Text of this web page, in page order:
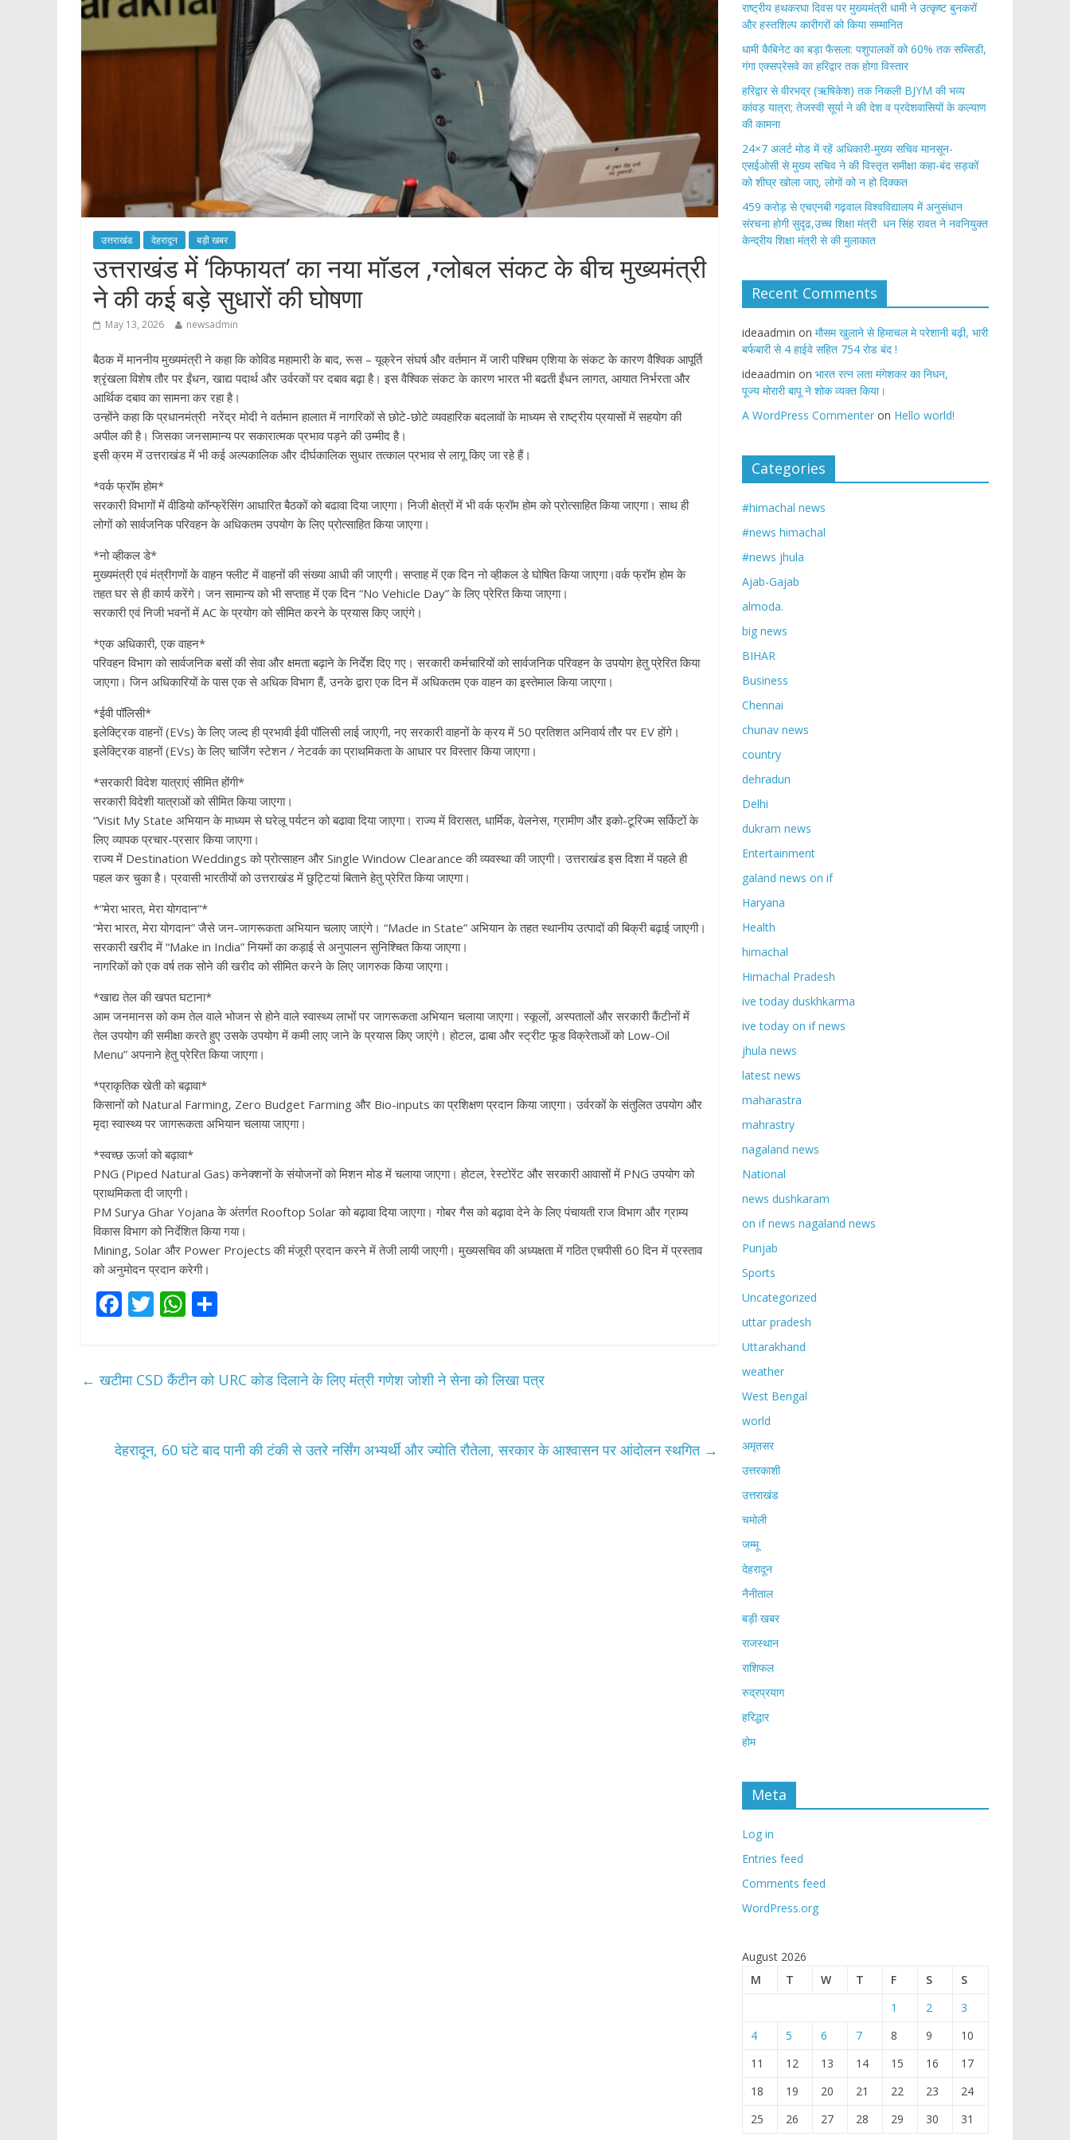
उत्तराखंड देहरादून बड़ी खबर
उत्तराखंड में ‘किफायत’ का नया मॉडल ,ग्लोबल संकट के बीच मुख्यमंत्री
ने की कई बड़े सुधारों की घोषणा
May 13, 2026 newsadmin
बैठक में माननीय मुख्यमंत्री ने कहा कि कोविड महामारी के बाद, रूस – यूक्रेन संघर्ष और वर्तमान में जारी पश्चिम एशिया के संकट के कारण वैश्विक आपूर्ति
श्रृंखला विशेष तौर पर ईंधन, खाद्य पदार्थ और उर्वरकों पर दबाव बढ़ा है। इस वैश्विक संकट के कारण भारत भी बढती ईंधन लागत, आयात निर्भरता और
आर्थिक दबाव का सामना कर रहा है।
उन्होंने कहा कि प्रधानमंत्री नरेंद्र मोदी ने वर्तमान हालात में नागरिकों से छोटे-छोटे व्यवहारिक बदलावों के माध्यम से राष्ट्रीय प्रयासों में सहयोग की
अपील की है। जिसका जनसामान्य पर सकारात्मक प्रभाव पड़ने की उम्मीद है।
इसी क्रम में उत्तराखंड में भी कई अल्पकालिक और दीर्घकालिक सुधार तत्काल प्रभाव से लागू किए जा रहे हैं।
*वर्क फ्रॉम होम*
सरकारी विभागों में वीडियो कॉन्फ्रेंसिंग आधारित बैठकों को बढावा दिया जाएगा। निजी क्षेत्रों में भी वर्क फ्रॉम होम को प्रोत्साहित किया जाएगा। साथ ही
लोगों को सार्वजनिक परिवहन के अधिकतम उपयोग के लिए प्रोत्साहित किया जाएगा।
*नो व्हीकल डे*
मुख्यमंत्री एवं मंत्रीगणों के वाहन फ्लीट में वाहनों की संख्या आधी की जाएगी। सप्ताह में एक दिन नो व्हीकल डे घोषित किया जाएगा।वर्क फ्रॉम होम के
तहत घर से ही कार्य करेंगे। जन सामान्य को भी सप्ताह में एक दिन “No Vehicle Day” के लिए प्रेरित किया जाएगा।
सरकारी एवं निजी भवनों में AC के प्रयोग को सीमित करने के प्रयास किए जाएंगे।
*एक अधिकारी, एक वाहन*
परिवहन विभाग को सार्वजनिक बसों की सेवा और क्षमता बढ़ाने के निर्देश दिए गए। सरकारी कर्मचारियों को सार्वजनिक परिवहन के उपयोग हेतु प्रेरित किया
जाएगा। जिन अधिकारियों के पास एक से अधिक विभाग हैं, उनके द्वारा एक दिन में अधिकतम एक वाहन का इस्तेमाल किया जाएगा।
*ईवी पॉलिसी*
इलेक्ट्रिक वाहनों (EVs) के लिए जल्द ही प्रभावी ईवी पॉलिसी लाई जाएगी, नए सरकारी वाहनों के क्रय में 50 प्रतिशत अनिवार्य तौर पर EV होंगे।
इलेक्ट्रिक वाहनों (EVs) के लिए चार्जिंग स्टेशन / नेटवर्क का प्राथमिकता के आधार पर विस्तार किया जाएगा।
*सरकारी विदेश यात्राएं सीमित होंगी*
सरकारी विदेशी यात्राओं को सीमित किया जाएगा।
“Visit My State अभियान के माध्यम से घरेलू पर्यटन को बढावा दिया जाएगा। राज्य में विरासत, धार्मिक, वेलनेस, ग्रामीण और इको-टूरिज्म सर्किटों के
लिए व्यापक प्रचार-प्रसार किया जाएगा।
राज्य में Destination Weddings को प्रोत्साहन और Single Window Clearance की व्यवस्था की जाएगी। उत्तराखंड इस दिशा में पहले ही
पहल कर चुका है। प्रवासी भारतीयों को उत्तराखंड में छुट्टियां बिताने हेतु प्रेरित किया जाएगा।
*”मेरा भारत, मेरा योगदान”*
“मेरा भारत, मेरा योगदान” जैसे जन-जागरूकता अभियान चलाए जाएंगे। “Made in State” अभियान के तहत स्थानीय उत्पादों की बिक्री बढ़ाई जाएगी।
सरकारी खरीद में “Make in India” नियमों का कड़ाई से अनुपालन सुनिश्चित किया जाएगा।
नागरिकों को एक वर्ष तक सोने की खरीद को सीमित करने के लिए जागरुक किया जाएगा।
*खाद्य तेल की खपत घटाना*
आम जनमानस को कम तेल वाले भोजन से होने वाले स्वास्थ्य लाभों पर जागरूकता अभियान चलाया जाएगा। स्कूलों, अस्पतालों और सरकारी कैंटीनों में
तेल उपयोग की समीक्षा करते हुए उसके उपयोग में कमी लाए जाने के प्रयास किए जाएंगे। होटल, ढाबा और स्ट्रीट फूड विक्रेताओं को Low-Oil
Menu” अपनाने हेतु प्रेरित किया जाएगा।
*प्राकृतिक खेती को बढ़ावा*
किसानों को Natural Farming, Zero Budget Farming और Bio-inputs का प्रशिक्षण प्रदान किया जाएगा। उर्वरकों के संतुलित उपयोग और
मृदा स्वास्थ्य पर जागरूकता अभियान चलाया जाएगा।
*स्वच्छ ऊर्जा को बढ़ावा*
PNG (Piped Natural Gas) कनेक्शनों के संयोजनों को मिशन मोड में चलाया जाएगा। होटल, रेस्टोरेंट और सरकारी आवासों में PNG उपयोग को
प्राथमिकता दी जाएगी।
PM Surya Ghar Yojana के अंतर्गत Rooftop Solar को बढ़ावा दिया जाएगा। गोबर गैस को बढ़ावा देने के लिए पंचायती राज विभाग और ग्राम्य
विकास विभाग को निर्देशित किया गया।
Mining, Solar और Power Projects की मंजूरी प्रदान करने में तेजी लायी जाएगी। मुख्यसचिव की अध्यक्षता में गठित एचपीसी 60 दिन में प्रस्ताव
को अनुमोदन प्रदान करेगी।
F
b
k
T
er
W
s
p
e
← खटीमा CSD कैंटीन को URC कोड दिलाने के लिए मंत्री गणेश जोशी ने सेना को लिखा पत्र
देहरादून, 60 घंटे बाद पानी की टंकी से उतरे नर्सिंग अभ्यर्थी और ज्योति रौतेला, सरकार के आश्वासन पर आंदोलन स्थगित →
राष्ट्रीय हथकरघा दिवस पर मुख्यमंत्री धामी ने उत्कृष्ट बुनकरों
और हस्तशिल्प कारीगरों को किया सम्मानित
​धामी कैबिनेट का बड़ा फैसला: पशुपालकों को 60% तक सब्सिडी,
गंगा एक्सप्रेसवे का हरिद्वार तक होगा विस्तार
​हरिद्वार से वीरभद्र (ऋषिकेश) तक निकली BJYM की भव्य
कांवड़ यात्रा; तेजस्वी सूर्या ने की देश व प्रदेशवासियों के कल्याण
की कामना
24×7 अलर्ट मोड में रहें अधिकारी-मुख्य सचिव मानसून-
एसईओसी से मुख्य सचिव ने की विस्तृत समीक्षा कहा-बंद सड़कों
को शीघ्र खोला जाए, लोगों को न हो दिक्कत
459 करोड़ से एचएनबी गढ़वाल विश्वविद्यालय में अनुसंधान
संरचना होगी सुदृढ,उच्च शिक्षा मंत्री धन सिंह रावत ने नवनियुक्त
केन्द्रीय शिक्षा मंत्री से की मुलाकात
Recent Comments
ideaadmin on मौसम खुलाने से हिमाचल मे परेशानी बढ़ी, भारी
बर्फबारी से 4 हाईवे सहित 754 रोड बंद !
ideaadmin on भारत रत्न लता मंगेशकर का निधन,
पूज्य मोरारी बापू ने शोक व्यक्त किया।
A WordPress Commenter on Hello world!
Categories
#himachal news
#news himachal
#news jhula
Ajab-Gajab
almoda.
big news
BIHAR
Business
Chennai
chunav news
country
dehradun
Delhi
dukram news
Entertainment
galand news on if
Haryana
Health
himachal
Himachal Pradesh
ive today duskhkarma
ive today on if news
jhula news
latest news
maharastra
mahrastry
nagaland news
National
news dushkaram
on if news nagaland news
Punjab
Sports
Uncategorized
uttar pradesh
Uttarakhand
weather
West Bengal
world
अमृतसर
उत्तरकाशी
उत्तराखंड
चमोली
जम्मू
देहरादून
नैनीताल
बड़ी खबर
राजस्थान
राशिफल
रुद्रप्रयाग
हरिद्धार
होम
Meta
Log in
Entries feed
Comments feed
WordPress.org
August 2026
M
T W T F S
S
1
2
3
4
5 6 7 8 9
10
11
12 13 14 15 16
17
18
19 20 21 22 23
24
25
26 27 28 29 30 31